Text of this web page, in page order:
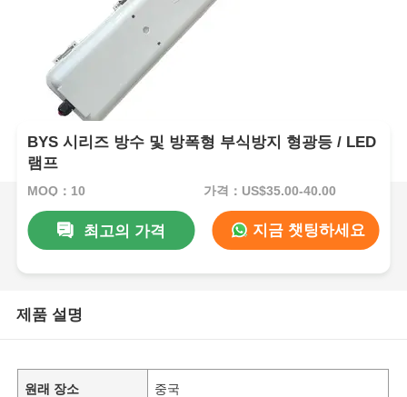
BYS 시리즈 방수 및 방폭형 부식방지 형광등 / LED
램프
MOQ：10 가격：US$35.00-40.00
최고의 가격 지금 챗팅하세요
제품 설명
원래 장소 중국